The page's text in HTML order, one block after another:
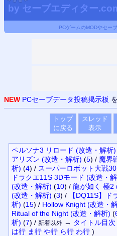
by セーブエディター
PCゲームのMODやセー
NEW PCセーブデータ投稿掲示板
トップ
に戻る
スレッド
表示
ペルソナ3 リロード (改造・解析)
アリズン (改造・解析) (5) / 魔界
析) (4) / スーパーロボット大戦
ドラクエ11S 3Dモード (改造・
(改造・解析) (10) / 龍が如く 極2
(改造・解析) (3) /
【DQ11S】
析) (15) / Hollow Knight (改造・
Ritual of the Night (改造・解析) (
析) (7) / 新着以外 → タイトル目次
は行 ま行 や行 ら行 わ行 )